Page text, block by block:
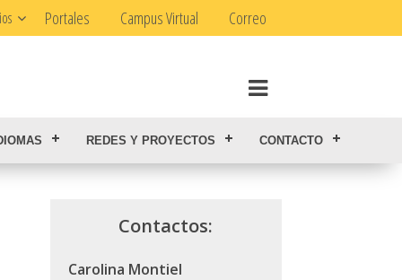
Portales Campus Virtual Correo
REDES Y PROYECTOS CONTACTO
Contactos:
Carolina Montiel